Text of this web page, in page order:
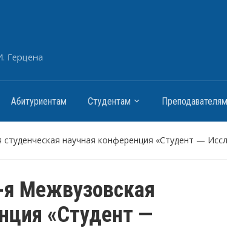
Герцена
Абитуриентам Студентам Преподавателям
научная конференция «Студент —
Межвузовская
«Студент —